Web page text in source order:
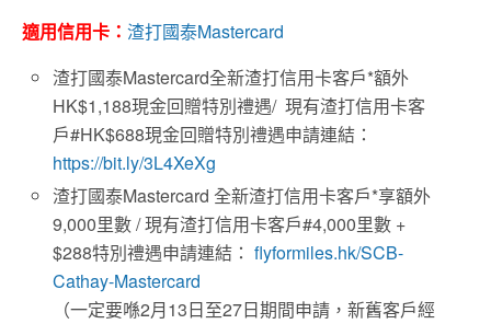
適用信用卡： 渣打國泰Mastercard
渣打國泰Mastercard全新渣打信用卡客戶*額外
HK$1,188現金回贈特別禮遇/ 現有渣打信用卡客
戶#HK$688現金回贈特別禮遇申請連結：
https://bit.ly/3L4XeXg
渣打國泰Mastercard 全新渣打信用卡客戶*享額外
9,000里數 / 現有渣打信用卡客戶#4,000里數 +
$288特別禮遇申請連結：flyformiles.hk/SCB-
Cathay-Mastercard
（一定要喺2月13日至27日期間申請，新舊客戶經